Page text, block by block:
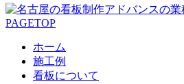
PAGETOP
ホーム
施工例
看板について